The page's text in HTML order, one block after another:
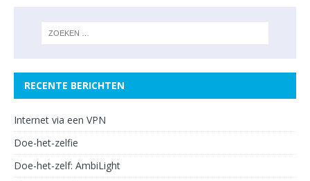
RECENTE BERICHTEN
Internet via een VPN
Doe-het-zelfie
Doe-het-zelf: AmbiLight